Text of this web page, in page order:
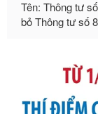
Số kí hiệu:
Tên: Nghị định
phạt vi phạm
sung bởi Nghị
Ngày ban hành: